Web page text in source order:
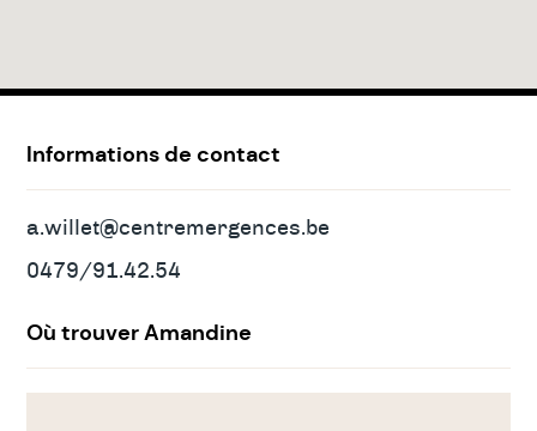
Adresses
contact
Informations de contact
a.willet@centremergences.be
0479/91.42.54
Où trouver Amandine